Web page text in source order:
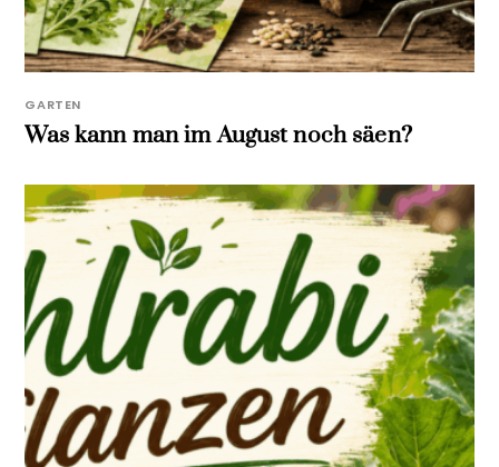
GARTEN
Was kann man im August noch säen?